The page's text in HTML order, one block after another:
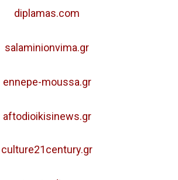
diplamas.com
salaminionvima.gr
ennepe-moussa.gr
aftodioikisinews.gr
culture21century.gr